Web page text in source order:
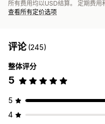
所有费用均以USD结算。 定期费用
查看所有定价选项
评论(245)
整体评分
5
5
4